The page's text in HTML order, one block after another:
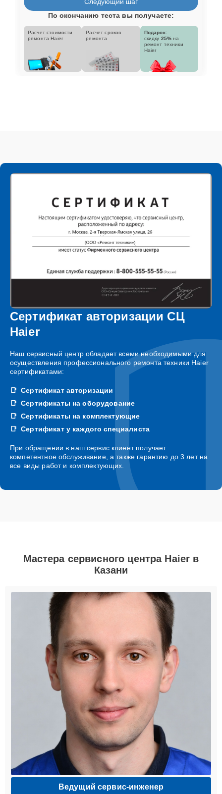
По окончанию теста вы получаете:
Расчет стоимости
ремонта Haier
Расчет сроков
ремонта
Подарок:
скидку 25% на
ремонт техники
Haier
Сертификат авторизации СЦ
Haier
Наш сервисный центр обладает всеми необходимыми для
осуществления профессионального ремонта техники Haier
сертификатами:
Сертификат авторизации
Сертификаты на оборудование
Сертификаты на комплектующие
Сертификат у каждого специалиста
При обращении в наш сервис клиент получает
компетентное обслуживание, а также гарантию до 3 лет на
все виды работ и комплектующих.
Мастера сервисного центра Haier в
Казани
Ведущий сервис-инженер